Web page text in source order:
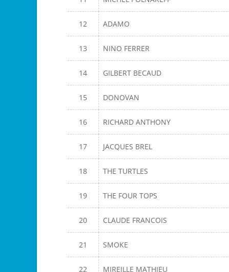
12 ADAMO
13 NINO FERRER
14 GILBERT BECAUD
15 DONOVAN
16 RICHARD ANTHONY
17 JACQUES BREL
18 THE TURTLES
19 THE FOUR TOPS
20 CLAUDE FRANCOIS
21 SMOKE
22 MIREILLE MATHIEU